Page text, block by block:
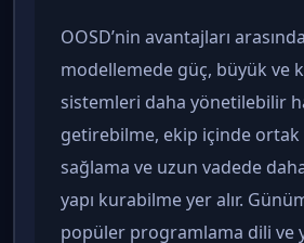
OOSD’nin avantajları
modellemede güç, büyük ve
sistemleri daha yönetilebilir
getirebilme, ekip içinde
sağlama ve uzun vadede
yapı kurabilme yer alır.
popüler programlama dili ve